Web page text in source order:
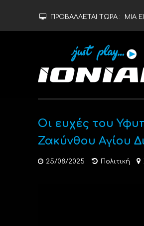
ΠΡΟΒΑΛΛΕΤΑΙ ΤΩΡΑ : ΜΙΑ
Οι ευχές του
Ζακύνθου Αγίου
25/08/2025 Πολιτική